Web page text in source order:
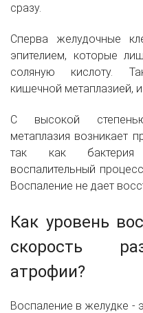
сразу.
Сперва желудочные
эпителием, которые
соляную кислоту.
кишечной метаплазией,
С высокой
метаплазия возникает
так как бактерия
воспалительный
Воспаление не дает
Как уровень
скорость
атрофии?
Воспаление в желудке -